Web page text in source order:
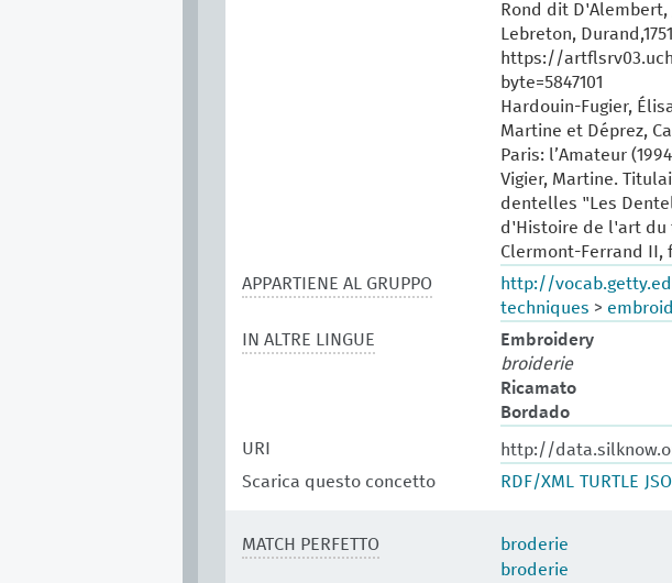
Rond dit D'Alembert,
Lebreton,
https://
byte=5847101
Hardouin-Fugier,
Martine et Déprez,
Paris: l’Amateur
Vigier, Martine.
dentelles "Les
d'Histoire de l'art du
Clermont-Ferrand II,
APPARTIENE AL GRUPPO
http://
techniques >
IN ALTRE LINGUE
Embroidery
broiderie
Ricamato
Bordado
URI
http://
Scarica questo concetto
RDF/XML TURTLE
MATCH PERFETTO broderie
broderie